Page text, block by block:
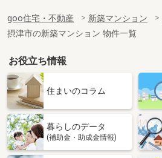
goo住宅・不動産 新築マンション
摂津市の新築マンション 物件一覧
お役立ち情報
住まいのコラム
暮らしのデータ
(補助金・助成金情報)